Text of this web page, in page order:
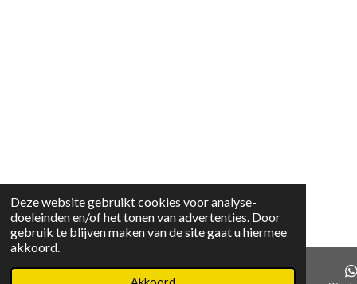
Deze website gebruikt cookies voor analyse-
doeleinden en/of het tonen van advertenties. Door
gebruik te blijven maken van de site gaat u hiermee
akkoord.